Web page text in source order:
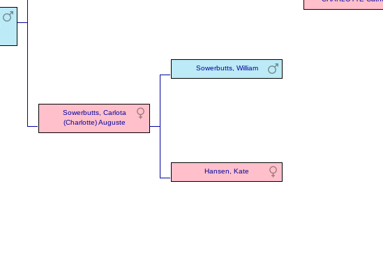
Sowerbutts, Carlota
(Charlotte) Auguste
Sowerbutts, William
Hansen, Kate